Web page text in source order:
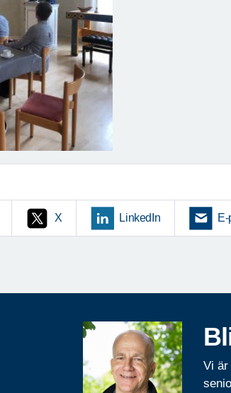
X LinkedIn
Vi är